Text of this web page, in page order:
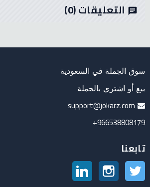
chat التعليقات(0)
سوق الجملة في السعودية
بيع أو اشتري بالجملة
support@jokarz.com
966538808179+
تابعنا
تويتر انستغرام